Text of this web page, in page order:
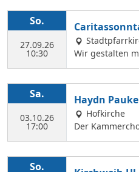
Gestaltung
eckere
So.
27.09.26
10:30
Wir gestalten
ritasstation
Sa.
03.10.26
17:00
Haydn
erchor
Hofkirche
Der
von Josef
So.